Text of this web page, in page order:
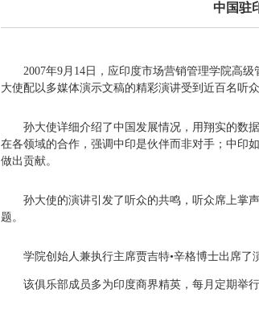
中国驻
2007年9月14日，应印度市场营销管理学院高级
大使配以多媒体演示文稿的精彩演讲受到近百名听众
孙大使详细介绍了中国发展情况，用翔实的数据
在各领域的合作，强调中印是伙伴而非对手；中印
做出贡献。
孙大使的演讲引发了听众的共鸣，听众席上掌声
题。
学院创始人兼执行主席贾吉特•辛格博士出席了演
该俱乐部成员多为印度商界精英，每月定期举行